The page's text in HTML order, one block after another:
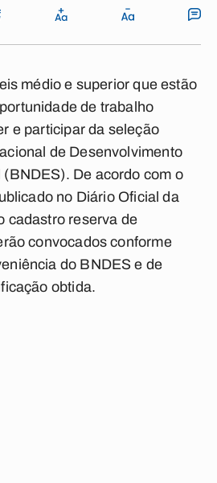
médio e superior que estão
de trabalho
e participar da seleção
de Desenvolvimento
De acordo com o
no Diário Oficial da
cadastro reserva de
convocados conforme
do BNDES e de
obtida.